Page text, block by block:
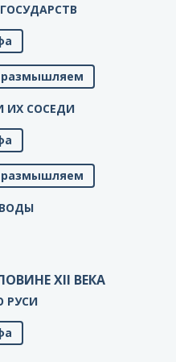
размышляем
ИХ СОСЕДИ
размышляем
XII ВЕКА
РУСИ